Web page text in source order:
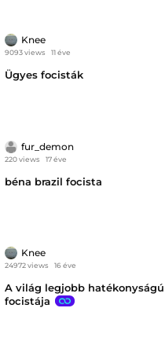
Knee
9093 views 11 éve
Ügyes focisták
fur_demon
220 views 17 éve
béna brazil focista
Knee
24972 views 16 éve
A világ legjobb hatékonyságú
focistája